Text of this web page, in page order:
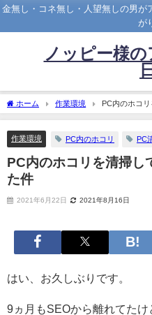
金無し・コネ無し・人望無しの男が
が
ノッピー様
ホーム 作業環境 PC内のホコ
作業環境 PC内のホコリ PC
PC内のホコリを清掃し
た件
2021年6月22日 2021年8月16日
はい、お久しぶりです。
9ヵ月もSEOから離れてた